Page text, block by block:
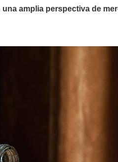
amplia perspectiva de